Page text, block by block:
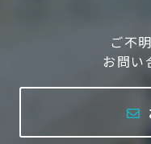
ご不
お問い